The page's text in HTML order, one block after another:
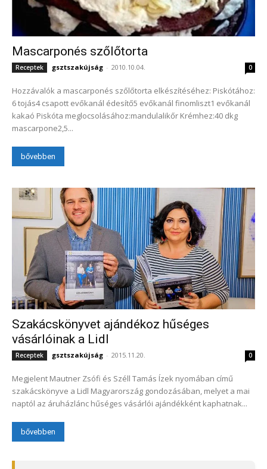
Mascarponés szőlőtorta
Receptek gsztszakújság - 2010.10.04. 0
Hozzávalók a mascarponés szőlőtorta elkészítéséhez: Piskótához:
6 tojás4 csapott evőkanál édesítő5 evőkanál finomliszt1 evőkanál
kakaó Piskóta meglocsolásához:mandulalikőr Krémhez:40 dkg
mascarpone2,5...
bővebben
Szakácskönyvet ajándékoz hűséges
vásárlóinak a Lidl
Receptek gsztszakújság - 2015.11.20. 0
Megjelent Mautner Zsófi és Széll Tamás Ízek nyomában című
szakácskönyve a Lidl Magyarország gondozásában, melyet a mai
naptól az áruházlánc hűséges vásárlói ajándékként kaphatnak...
bővebben